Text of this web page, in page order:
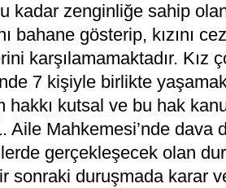
kadar zenginliğe sahip
bahane gösterip, kızını
karşılamamaktadır. Kız
7 kişiyle birlikte
kutsal ve bu hak
Aile Mahkemesi’nde dava
gerçekleşecek olan
sonraki duruşmada karar